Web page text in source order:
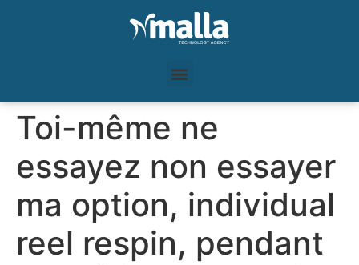
Toi-même ne
essayez non essayer
ma option, individual
reel respin, pendant